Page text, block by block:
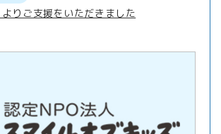
よりご支援をいただきました